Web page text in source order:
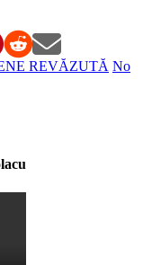
REVĂZUTĂ No